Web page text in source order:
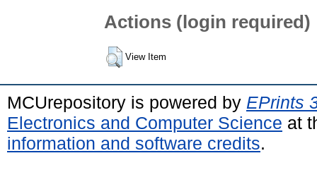
Actions (login required)
View Item
MCUrepository is powered by EPrints
Electronics and Computer Science at
information and software credits.